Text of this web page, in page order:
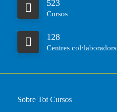
523
Cursos
128
Centres col·laboradors
Sobre Tot Cursos